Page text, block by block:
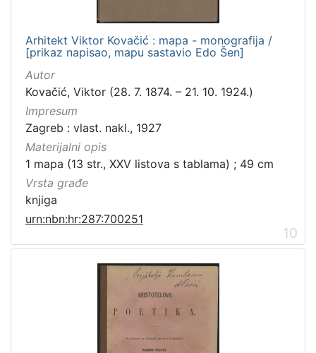
Arhitekt Viktor Kovačić : mapa - monografija /
[prikaz napisao, mapu sastavio Edo Šen]
Autor
Kovačić, Viktor (28. 7. 1874. – 21. 10. 1924.)
Impresum
Zagreb : vlast. nakl., 1927
Materijalni opis
1 mapa (13 str., XXV listova s tablama) ; 49 cm
Vrsta građe
knjiga
urn:nbn:hr:287:700251
10